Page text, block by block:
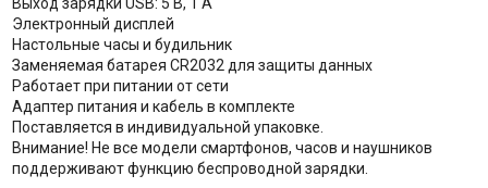
Электронный дисплей
Настольные часы и будильник
Заменяемая батарея CR2032 для защиты данных
Работает при питании от сети
Адаптер питания и кабель в комплекте
Поставляется в индивидуальной упаковке.
Внимание! Не все модели смартфонов, часов и наушников
поддерживают функцию беспроводной зарядки.